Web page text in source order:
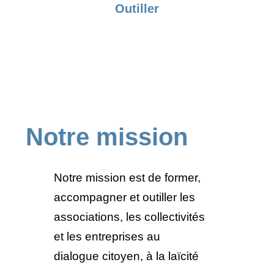
Outiller
Notre mission
Notre mission est de former,
accompagner et outiller les
associations, les collectivités
et les entreprises au
dialogue citoyen, à la laïcité